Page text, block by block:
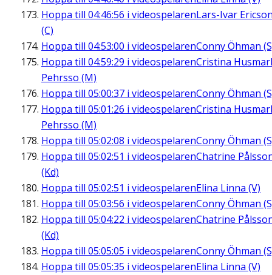
Hoppa till 04:46:56 i videospelarenLars-Ivar
(C)
Hoppa till 04:53:00 i videospelarenConny Öhman
Hoppa till 04:59:29 i videospelarenCristina
Pehrsso (M)
Hoppa till 05:00:37 i videospelarenConny Öhman
Hoppa till 05:01:26 i videospelarenCristina
Pehrsso (M)
Hoppa till 05:02:08 i videospelarenConny Öhman
Hoppa till 05:02:51 i videospelarenChatrine
(Kd)
Hoppa till 05:02:51 i videospelarenElina Linna (V)
Hoppa till 05:03:56 i videospelarenConny Öhman
Hoppa till 05:04:22 i videospelarenChatrine
(Kd)
Hoppa till 05:05:05 i videospelarenConny Öhman
Hoppa till 05:05:35 i videospelarenElina Linna (V)